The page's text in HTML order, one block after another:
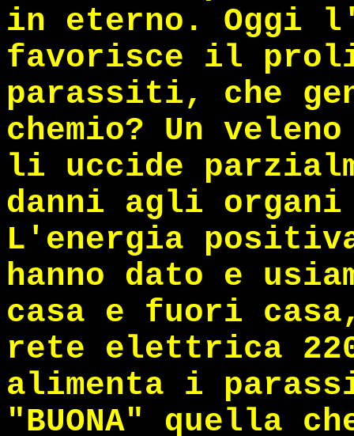
in eterno. Oggi
favorisce il
parassiti, che
chemio? Un
li uccide
danni agli organi
L'energia
hanno dato e
casa e fuori
rete elettrica
alimenta i
"BUONA" quella